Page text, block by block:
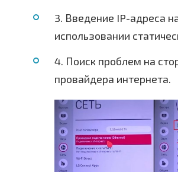
3. Введение IP-адреса
использовании
4. Поиск проблем на
провайдера интернета.